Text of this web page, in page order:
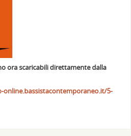
ora scaricabili direttamente dalla
online.bassistacontemporaneo.it/5-